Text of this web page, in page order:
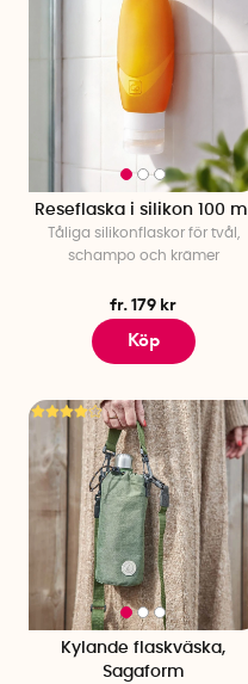
Reseflaska i silikon 100 ml
Tåliga silikonflaskor för tvål,
schampo och krämer
fr. 179 kr
Köp
Kylande flaskväska,
Sagaform